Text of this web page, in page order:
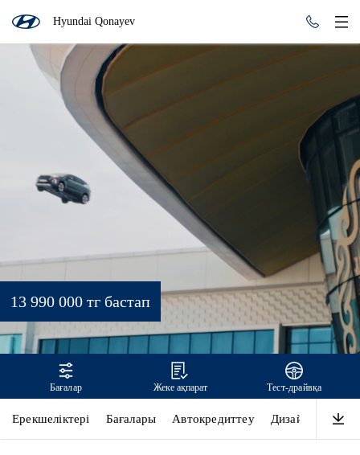
Hyundai Qonayev
CUSTIN
13 990 000 тг бастап
Бағалар Жеке ақпарат Тест-драйвқа
Ерекшеліктері Бағалары Автокредиттеу Дизайн